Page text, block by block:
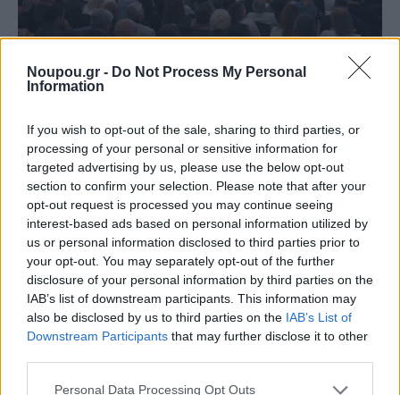
Noupou.gr - Do Not Process My Personal
Information
If you wish to opt-out of the sale, sharing to third parties, or
processing of your personal or sensitive information for
targeted advertising by us, please use the below opt-out
section to confirm your selection. Please note that after your
opt-out request is processed you may continue seeing
interest-based ads based on personal information utilized by
us or personal information disclosed to third parties prior to
your opt-out. You may separately opt-out of the further
disclosure of your personal information by third parties on the
IAB’s list of downstream participants. This information may
also be disclosed by us to third parties on the IAB’s List of
Downstream Participants that may further disclose it to other
Please note that this website/app uses one or more Google
Personal Data Processing Opt Outs
Όλα όσα συνέβησαν στο 1ο Πανελλαδικό
Αυτοδιοικητικό Forum για την Αναπηρία στο
Ελληνικό